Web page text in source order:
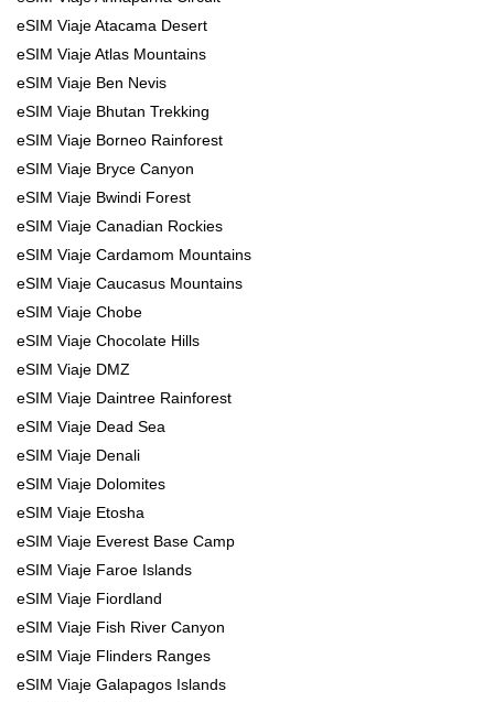
eSIM Viaje Atacama Desert
eSIM Viaje Atlas Mountains
eSIM Viaje Ben Nevis
eSIM Viaje Bhutan Trekking
eSIM Viaje Borneo Rainforest
eSIM Viaje Bryce Canyon
eSIM Viaje Bwindi Forest
eSIM Viaje Canadian Rockies
eSIM Viaje Cardamom Mountains
eSIM Viaje Caucasus Mountains
eSIM Viaje Chobe
eSIM Viaje Chocolate Hills
eSIM Viaje DMZ
eSIM Viaje Daintree Rainforest
eSIM Viaje Dead Sea
eSIM Viaje Denali
eSIM Viaje Dolomites
eSIM Viaje Etosha
eSIM Viaje Everest Base Camp
eSIM Viaje Faroe Islands
eSIM Viaje Fiordland
eSIM Viaje Fish River Canyon
eSIM Viaje Flinders Ranges
eSIM Viaje Galapagos Islands